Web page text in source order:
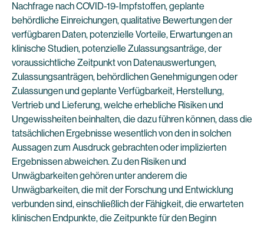
Nachfrage nach COVID-19-Impfstoffen, geplante
behördliche Einreichungen, qualitative Bewertungen der
verfügbaren Daten, potenzielle Vorteile, Erwartungen an
klinische Studien, potenzielle Zulassungsanträge, der
voraussichtliche Zeitpunkt von Datenauswertungen,
Zulassungsanträgen, behördlichen Genehmigungen oder
Zulassungen und geplante Verfügbarkeit, Herstellung,
Vertrieb und Lieferung, welche erhebliche Risiken und
Ungewissheiten beinhalten, die dazu führen können, dass die
tatsächlichen Ergebnisse wesentlich von den in solchen
Aussagen zum Ausdruck gebrachten oder implizierten
Ergebnissen abweichen. Zu den Risiken und
Unwägbarkeiten gehören unter anderem die
Unwägbarkeiten, die mit der Forschung und Entwicklung
verbunden sind, einschließlich der Fähigkeit, die erwarteten
klinischen Endpunkte, die Zeitpunkte für den Beginn